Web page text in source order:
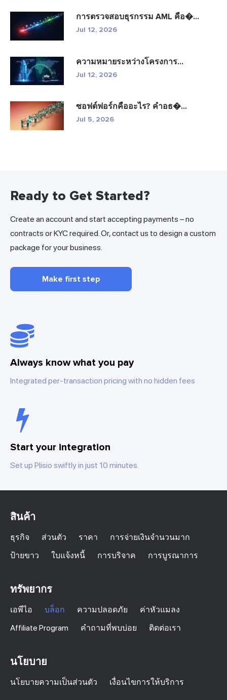
การตรวจสอบธุรกรรม AML คือ�...
Jul 12, 2026
ความหมายระหว่างโครงการ...
Jul 12, 2026
ซอฟต์ฟอร์กคืออะไร? คำอธ�...
Jul 5, 2026
Ready to Get Started?
Create an account and start accepting payments – no
contracts or KYC required. Or, contact us to design a custom
package for your business.
Make first step
Always know what you pay
Integrated per-transaction pricing with no hidden fees
Start your integration
Set up Plisio swiftly in just 10 minutes.
สินค้า
ธุรกิจ ส่วนตัว ราคา
การจ่ายเงินจำนวนมาก
ป้ายขาว
ใบแจ้งหนี้ การบริจาค การบูรณาการ
ทรัพยากร
เอพีไอ บล็อก ความปลอดภัย
ค่าหัวแมลง
Affiliate Program
คำถามที่พบบ่อย ติดต่อเรา
นโยบาย
นโยบายความเป็นส่วนตัว เงื่อนไขการให้บริการ